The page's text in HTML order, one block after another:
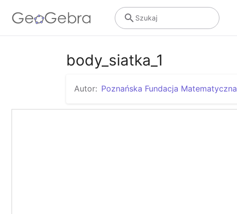
Szukaj
body_siatka_1
Autor: Poznańska Fundacja Matematyczna